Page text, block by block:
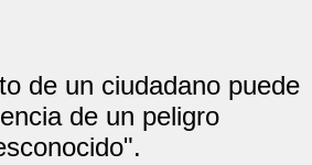
de un ciudadano puede
de un peligro